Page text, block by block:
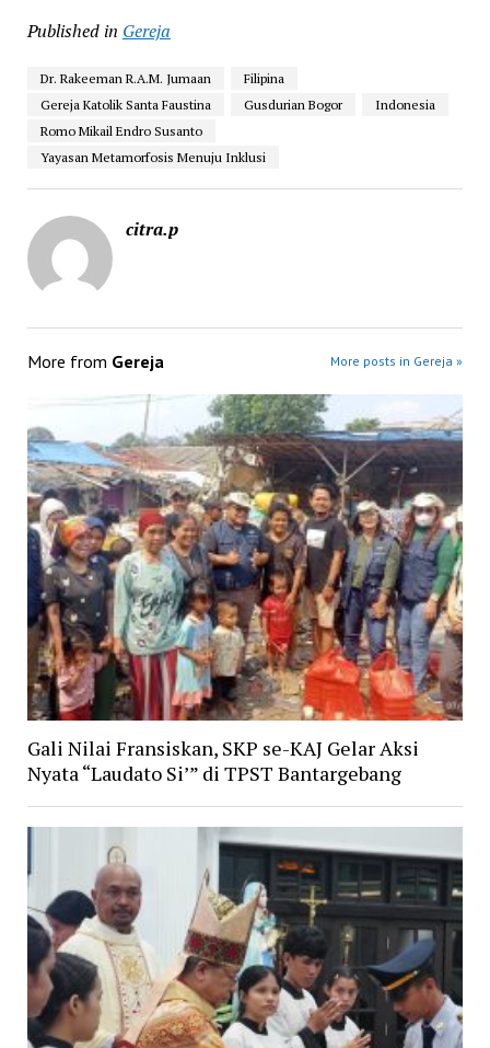
Published in Gereja
Dr. Rakeeman R.A.M. Jumaan
Filipina
Gereja Katolik Santa Faustina
Gusdurian Bogor
Indonesia
Romo Mikail Endro Susanto
Yayasan Metamorfosis Menuju Inklusi
citra.p
More from Gereja More posts in Gereja »
Gali Nilai Fransiskan, SKP se-KAJ Gelar Aksi
Nyata “Laudato Si’” di TPST Bantargebang